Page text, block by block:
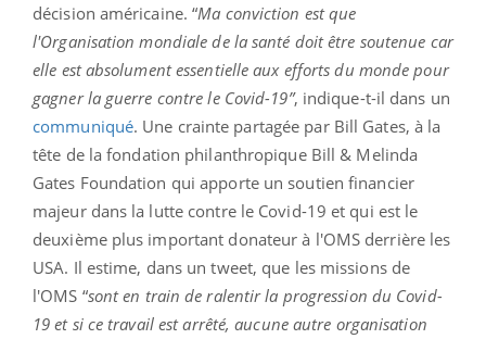
décision américaine. “Ma conviction est que
l'Organisation mondiale de la santé doit être soutenue car
elle est absolument essentielle aux efforts du monde pour
gagner la guerre contre le Covid-19”, indique-t-il dans un
communiqué. Une crainte partagée par Bill Gates, à la
tête de la fondation philanthropique Bill & Melinda
Gates Foundation qui apporte un soutien financier
majeur dans la lutte contre le Covid-19 et qui est le
deuxième plus important donateur à l'OMS derrière les
USA. Il estime, dans un tweet, que les missions de
l'OMS “sont en train de ralentir la progression du Covid-
19 et si ce travail est arrêté, aucune autre organisation